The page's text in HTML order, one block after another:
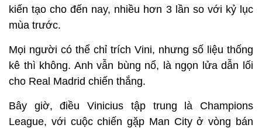
kiến tạo cho đến nay, nhiều hơn 3 lần so với kỷ lục
mùa trước.
Mọi người có thể chỉ trích Vini, nhưng số liệu thống
kê thì không. Anh vẫn bùng nổ, là ngọn lửa dẫn lối
cho Real Madrid chiến thắng.
Bây giờ, điều Vinicius tập trung là Champions
League, với cuộc chiến gặp Man City ở vòng bán